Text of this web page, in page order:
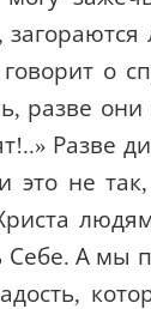
говорит о
разве они
Разве
это не
Себе. А мы